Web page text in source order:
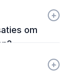
om
+
-
+
-